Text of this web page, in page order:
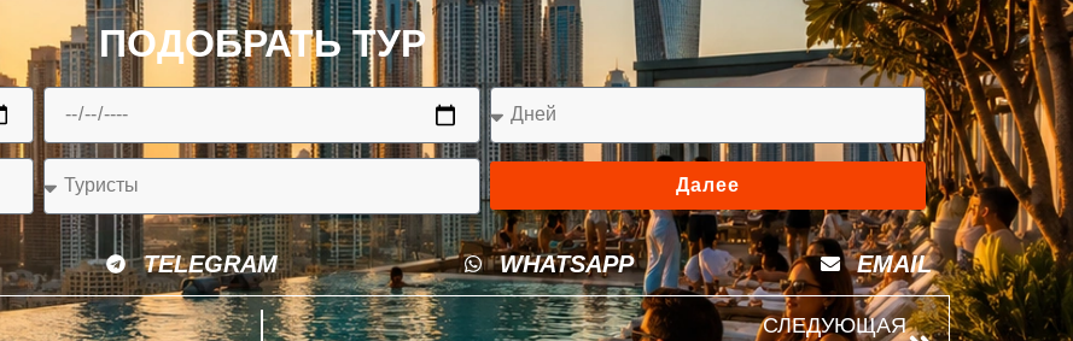
ПОДОБРАТЬ ТУР
Далее
TELEGRAM WHATSAPP EMAIL
СЛЕДУЮЩАЯ